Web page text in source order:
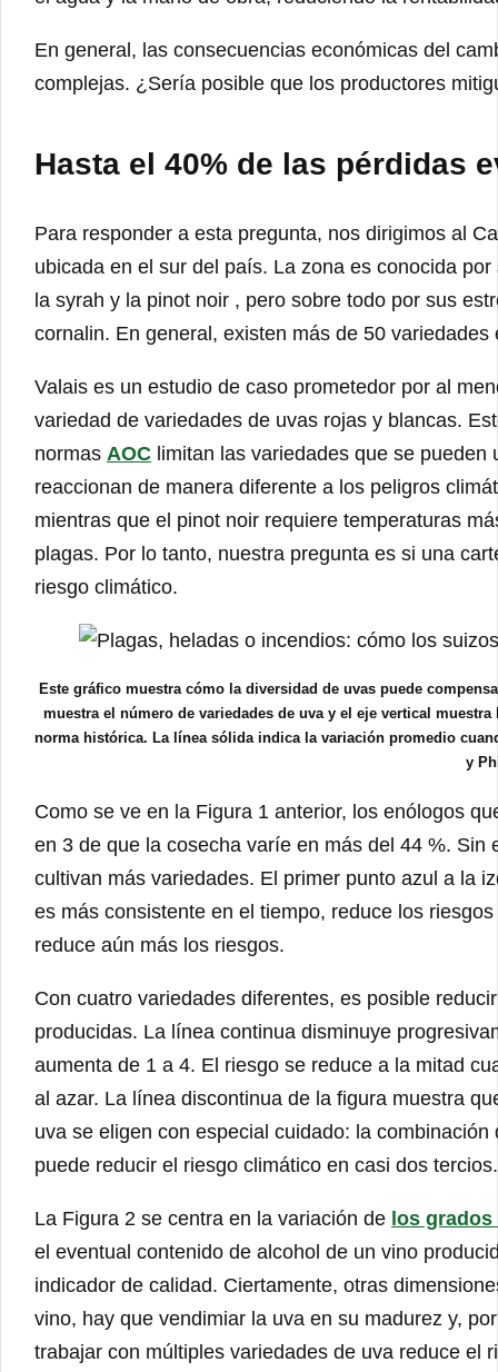
En general, las consecuencias económicas del
complejas. ¿Sería posible que los productores
Hasta el 40% de las pérdidas
Para responder a esta pregunta, nos dirigimos al
ubicada en el sur del país. La zona es conocida
la syrah y la pinot noir , pero sobre todo por sus
cornalin. En general, existen más de 50 variedades
Valais es un estudio de caso prometedor por al
variedad de variedades de uvas rojas y blancas.
normas AOC limitan las variedades que se pueden
reaccionan de manera diferente a los peligros
mientras que el pinot noir requiere temperaturas
plagas. Por lo tanto, nuestra pregunta es si una
riesgo climático.
Este gráfico muestra cómo la diversidad de uvas puede
muestra el número de variedades de uva y el eje vertical
norma histórica. La línea sólida indica la variación promedio
y
Como se ve en la Figura 1 anterior, los enólogos
en 3 de que la cosecha varíe en más del 44 %.
cultivan más variedades. El primer punto azul a la
es más consistente en el tiempo, reduce los
reduce aún más los riesgos.
Con cuatro variedades diferentes, es posible
producidas. La línea continua disminuye
aumenta de 1 a 4. El riesgo se reduce a la mitad
al azar. La línea discontinua de la figura muestra
uva se eligen con especial cuidado: la
puede reducir el riesgo climático en casi dos tercios.
La Figura 2 se centra en la variación de los grados
el eventual contenido de alcohol de un vino
indicador de calidad. Ciertamente, otras
vino, hay que vendimiar la uva en su madurez y,
trabajar con múltiples variedades de uva reduce el